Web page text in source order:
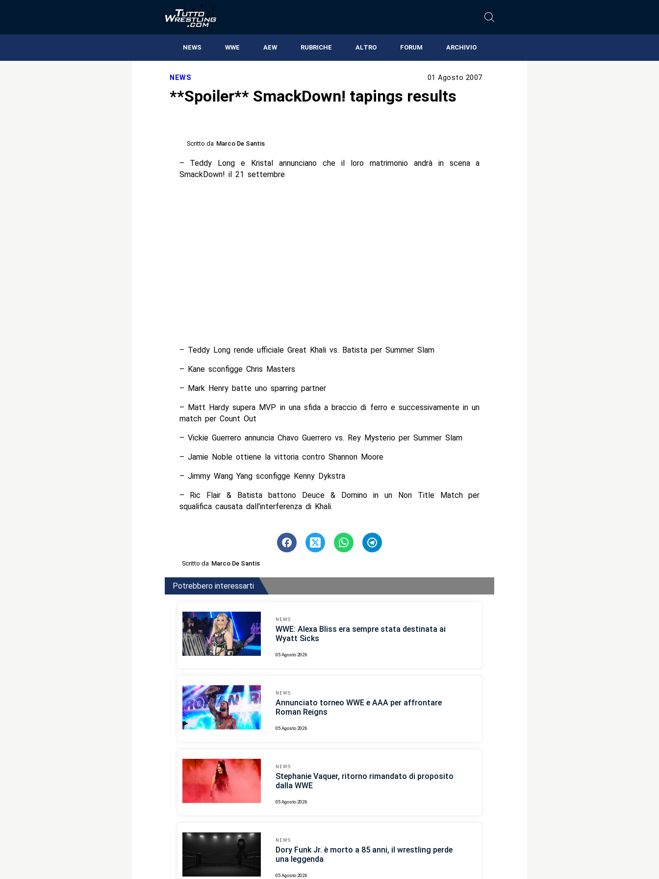
NEWS WWE AEW RUBRICHE ALTRO FORUM ARCHIVIO
NEWS 01 Agosto 2007
**Spoiler** SmackDown! tapings results
Scritto da Marco De Santis
– Teddy Long e Kristal annunciano che il loro matrimonio andrà in scena a
SmackDown! il 21 settembre
– Teddy Long rende ufficiale Great Khali vs. Batista per Summer Slam
– Kane sconfigge Chris Masters
– Mark Henry batte uno sparring partner
– Matt Hardy supera MVP in una sfida a braccio di ferro e successivamente in un
match per Count Out
– Vickie Guerrero annuncia Chavo Guerrero vs. Rey Mysterio per Summer Slam
– Jamie Noble ottiene la vittoria contro Shannon Moore
– Jimmy Wang Yang sconfigge Kenny Dykstra
– Ric Flair & Batista battono Deuce & Domino in un Non Title Match per
squalifica causata dall'interferenza di Khali.
Scritto da Marco De Santis
Potrebbero interessarti
NEWS
WWE: Alexa Bliss era sempre stata destinata ai
Wyatt Sicks
05 Agosto 2026
NEWS
Annunciato torneo WWE e AAA per affrontare
Roman Reigns
05 Agosto 2026
NEWS
Stephanie Vaquer, ritorno rimandato di proposito
dalla WWE
05 Agosto 2026
NEWS
Dory Funk Jr. è morto a 85 anni, il wrestling perde
una leggenda
05 Agosto 2026